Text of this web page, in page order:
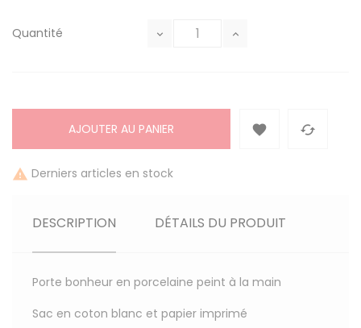
Quantité
AJOUTER AU PANIER  
 Derniers articles en stock
DESCRIPTION DÉTAILS DU PRODUIT
Porte bonheur en porcelaine peint à la main
Sac en coton blanc et papier imprimé